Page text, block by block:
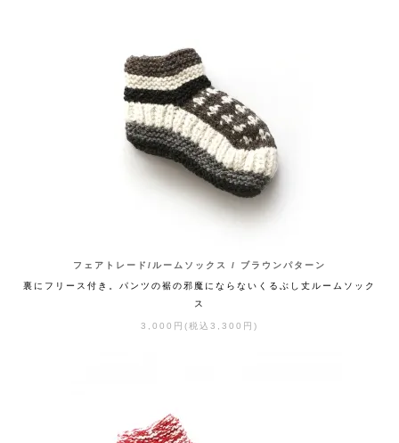
フェアトレード/ルームソックス / ブラウンパターン
裏にフリース付き。パンツの裾の邪魔にならないくるぶし丈ルームソック
ス
3,000円(税込3,300円)